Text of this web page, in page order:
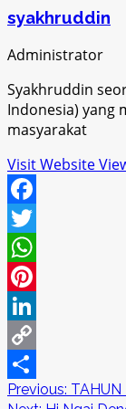
syakhruddin
Administrator
Syakhruddin
Indonesia) yang
masyarakat
Visit Website
Facebook
Twitter
WhatsApp
Pinterest
LinkedIn
Copy
Link
Share
Post
Previous: TAHUN